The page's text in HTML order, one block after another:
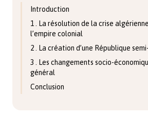
Introduction
1 . La résolution de la crise
l’empire colonial
2 . La création d’une République
3 . Les changements socio-
général
Conclusion